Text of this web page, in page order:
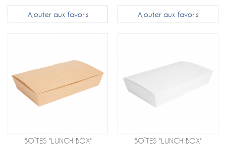
Ajouter aux favoris Ajouter aux favoris
BOÎTES "LUNCH BOX" BOÎTES "LUNCH BOX"